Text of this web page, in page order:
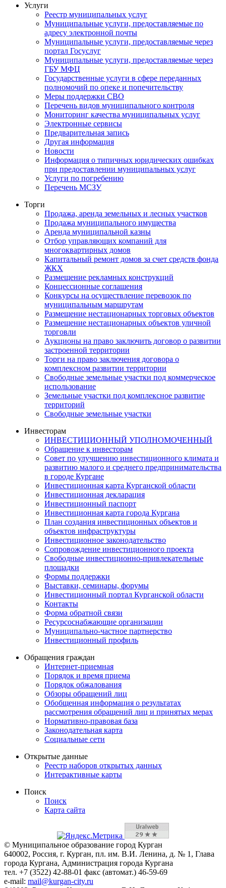
Услуги
Реестр муниципальных услуг
Муниципальные услуги, предоставляемые по
адресу электронной почты
Муниципальные услуги, предоставляемые через
портал Госуслуг
Муниципальные услуги, предоставляемые через
ГБУ МФЦ
Государственные услуги в сфере переданных
полномочий по опеке и попечительству
Меры поддержки СВО
Перечень видов муниципального контроля
Мониторинг качества муниципальных услуг
Электронные сервисы
Предварительная запись
Другая информация
Новости
Информация о типичных юридических ошибках
при предоставлении муниципальных услуг
Услуги по погребению
Перечень МСЗУ
Торги
Продажа, аренда земельных и лесных участков
Продажа муниципального имущества
Аренда муниципальной казны
Отбор управляющих компаний для
многоквартирных домов
Капитальный ремонт домов за счет средств фонда
ЖКХ
Размещение рекламных конструкций
Концессионные соглашения
Конкурсы на осуществление перевозок по
муниципальным маршрутам
Размещение нестационарных торговых объектов
Размещение нестационарных объектов уличной
торговли
Аукционы на право заключить договор о развитии
застроенной территории
Торги на право заключения договора о
комплексном развитии территории
Свободные земельные участки под коммерческое
использование
Земельные участки под комплексное развитие
территорий
Свободные земельные участки
Инвесторам
ИНВЕСТИЦИОННЫЙ УПОЛНОМОЧЕННЫЙ
Обращение к инвесторам
Совет по улучшению инвестиционного климата и
развитию малого и среднего предпринимательства
в городе Кургане
Инвестиционная карта Курганской области
Инвестиционная декларация
Инвестиционный паспорт
Инвестиционная карта города Кургана
План создания инвестиционных объектов и
объектов инфраструктуры
Инвестиционное законодательство
Сопровождение инвестиционного проекта
Свободные инвестиционно-привлекательные
площадки
Формы поддержки
Выставки, семинары, форумы
Инвестиционный портал Курганской области
Контакты
Форма обратной связи
Ресурсоснабжающие организации
Муниципально-частное партнерство
Инвестиционный профиль
Обращения граждан
Интернет-приемная
Порядок и время приема
Порядок обжалования
Обзоры обращений лиц
Обобщенная информация о результатах
рассмотрения обращений лиц и принятых мерах
Нормативно-правовая база
Законодательная карта
Социальные сети
Открытые данные
Реестр наборов открытых данных
Интерактивные карты
Поиск
Поиск
Карта сайта
© Муниципальное образование город Курган
640002, Россия, г. Курган, пл. им. В.И. Ленина, д. № 1, Глава
города Кургана, Администрация города Кургана
тел. +7 (3522) 42-88-01 факс (автомат.) 46-59-69
e-mail: mail@kurgan-city.ru